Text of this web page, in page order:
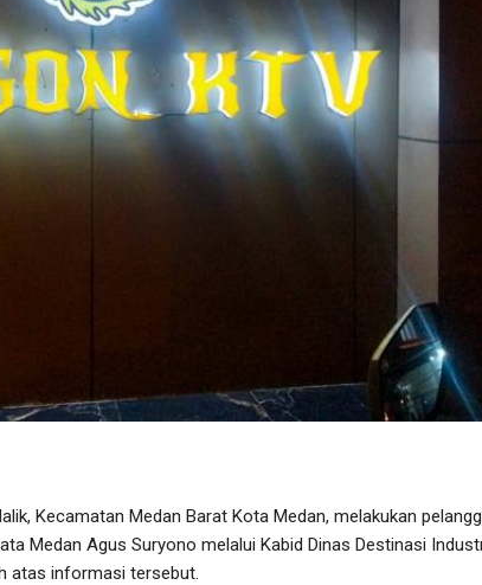
Kecamatan Medan Barat Kota Medan, melakukan
Medan Agus Suryono melalui Kabid Dinas Destinasi
atas informasi tersebut.